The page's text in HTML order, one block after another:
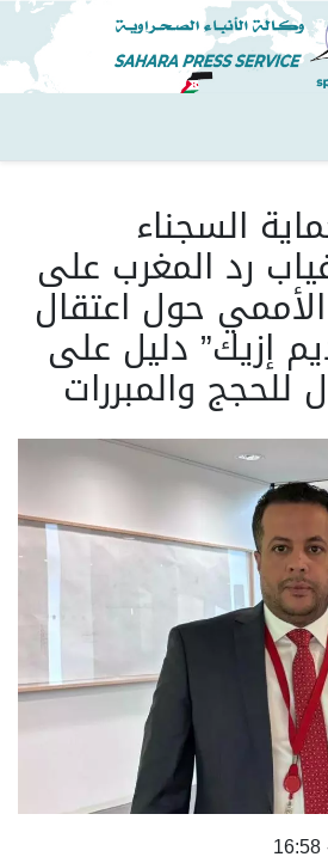
تجاوز
إلى
المحتوى
الرئيسي
السجناء
رد المغرب على
حول اعتقال
إزيك” دليل على
للحجج والمبررات